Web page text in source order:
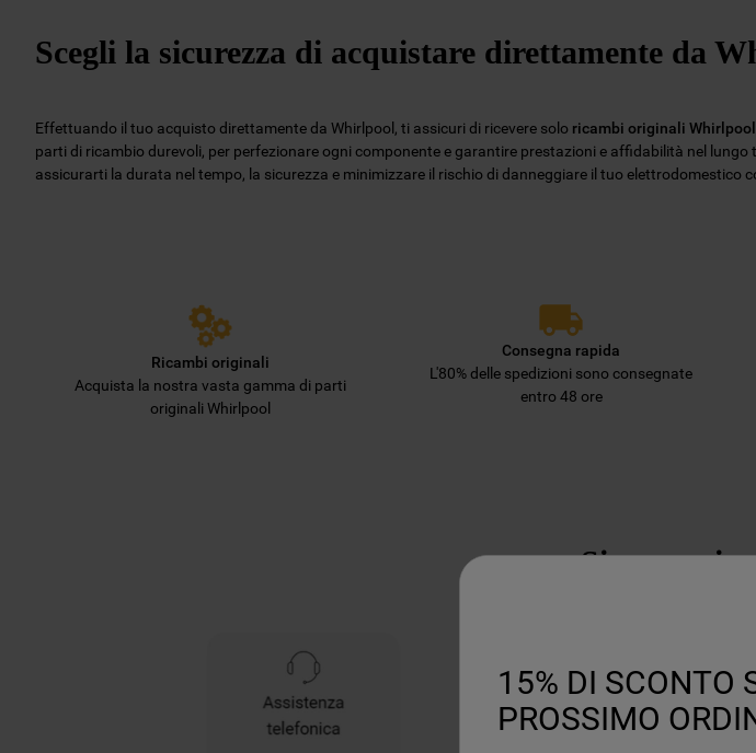
Scegli la sicurezza di acquistare direttamente da
Effettuando il tuo acquisto direttamente da Whirlpool, ti assicuri di ricevere solo ricambi originali Whirlpool
parti di ricambio durevoli, per perfezionare ogni componente e garantire prestazioni e affidabilità nel lungo
assicurarti la durata nel tempo, la sicurezza e minimizzare il rischio di danneggiare il tuo elettrodomestico
Ricambi originali
Acquista la nostra vasta gamma di parti
originali Whirlpool
Consegna rapida
L'80% delle spedizioni sono consegnate
entro 48 ore
Siamo qui
utilizzando il pulsante
saranno mantenute le
cookie diversi dai
sul pulsante "ACCETTO
acconsenti all'utilizzo
impostare in modo
preferenze.
15% DI SCONTO
PROSSIMO